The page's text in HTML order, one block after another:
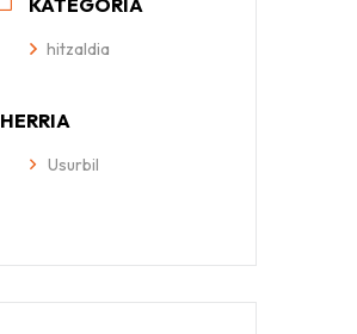
hitzaldia
HERRIA
Usurbil